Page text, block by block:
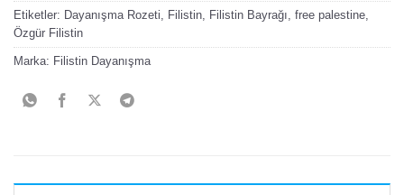
Etiketler: Dayanışma Rozeti, Filistin, Filistin Bayrağı, free palestine,
Özgür Filistin
Marka: Filistin Dayanışma